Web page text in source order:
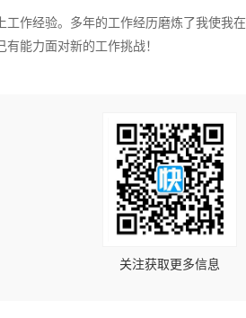
作经验。多年的工作经历磨炼了我使我在
能力面对新的工作挑战！
关注获取更多信息